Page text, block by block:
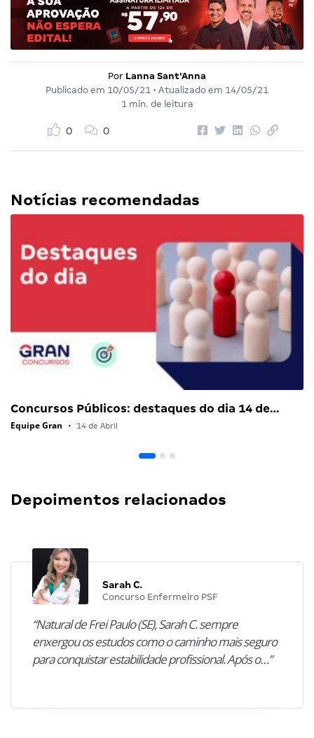
Por Lanna Sant'Anna
Publicado em 10/05/21 • Atualizado em 14/05/21
1 min. de leitura
0 0
Notícias recomendadas
Concursos Públicos: destaques do dia 14 de…
Equipe Gran • 14 de Abril
Depoimentos relacionados
Sarah C.
Concurso Enfermeiro PSF
“Natural de Frei Paulo (SE), Sarah C. sempre
enxergou os estudos como o caminho mais seguro
para conquistar estabilidade profissional. Após o…”